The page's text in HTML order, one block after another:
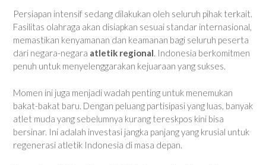
Persiapan intensif sedang dilakukan oleh seluruh pihak terkait.
Fasilitas olahraga akan disiapkan sesuai standar internasional,
memastikan kenyamanan dan keamanan bagi seluruh peserta
dari negara-negara atletik regional. Indonesia berkomitmen
penuh untuk menyelenggarakan kejuaraan yang sukses.
Momen ini juga menjadi wadah penting untuk menemukan
bakat-bakat baru. Dengan peluang partisipasi yang luas, banyak
atlet muda yang sebelumnya kurang tereskpos kini bisa
bersinar. Ini adalah investasi jangka panjang yang krusial untuk
regenerasi atletik Indonesia di masa depan.